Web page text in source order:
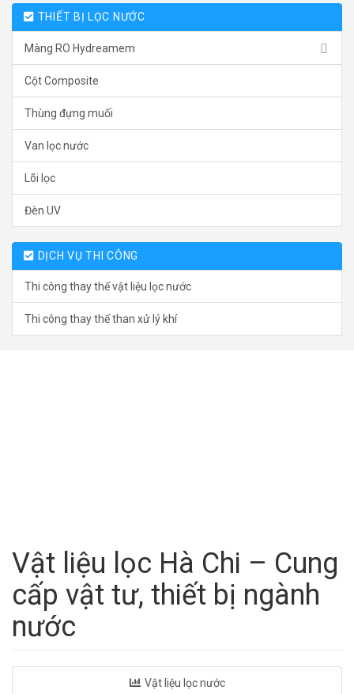
THIẾT BỊ LỌC NƯỚC
Màng RO Hydreamem
Cột Composite
Thùng đựng muối
Van lọc nước
Lõi lọc
Đèn UV
DỊCH VỤ THI CÔNG
Thi công thay thế vật liệu lọc nước
Thi công thay thế than xử lý khí
Vật liệu lọc Hà Chi – Cung
cấp vật tư, thiết bị ngành
nước
Vật liệu lọc nước